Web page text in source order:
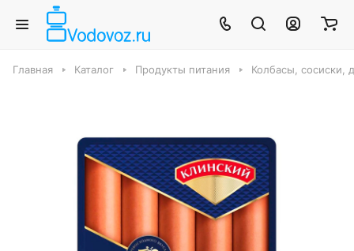
Главная Каталог Продукты питания Колбасы, сосиски,